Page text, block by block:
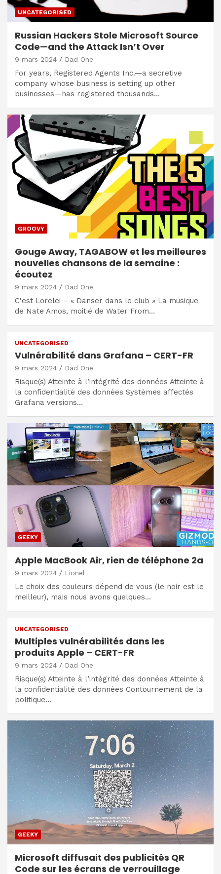
UNCATEGORISED
Russian Hackers Stole Microsoft Source
Code—and the Attack Isn’t Over
9 mars 2024 Dad One
For years, Registered Agents Inc.—a secretive
company whose business is setting up other
businesses—has registered thousands…
GROOVY
Gouge Away, TAGABOW et les meilleures
nouvelles chansons de la semaine :
écoutez
9 mars 2024 Dad One
C'est Lorelei – « Danser dans le club » La musique
de Nate Amos, moitié de Water From…
UNCATEGORISED
Vulnérabilité dans Grafana – CERT-FR
9 mars 2024 Dad One
Risque(s) Atteinte à l’intégrité des données Atteinte à
la confidentialité des données Systèmes affectés
Grafana versions…
GEEKY
Apple MacBook Air, rien de téléphone 2a
9 mars 2024 Lionel
Le choix des couleurs dépend de vous (le noir est le
meilleur), mais nous avons quelques…
UNCATEGORISED
Multiples vulnérabilités dans les
produits Apple – CERT-FR
9 mars 2024 Dad One
Risque(s) Atteinte à l’intégrité des données Atteinte à
la confidentialité des données Contournement de la
politique…
GEEKY
Microsoft diffusait des publicités QR
Code sur les écrans de verrouillage